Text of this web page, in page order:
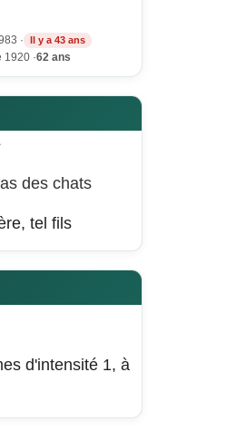
· Il y a 43 ans
·62 ans
des chats
tel fils
d'intensité 1, à